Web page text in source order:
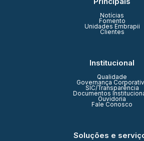
Notícias
Fomento
Unidades Embrapii
Clientes
Institucional
Qualidade
Governança
SIC/Transparência
Documentos
Ouvidoria
Fale Conosco
Soluções e